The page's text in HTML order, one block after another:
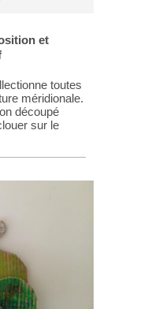
et
toutes
méridionale.
découpé
sur le